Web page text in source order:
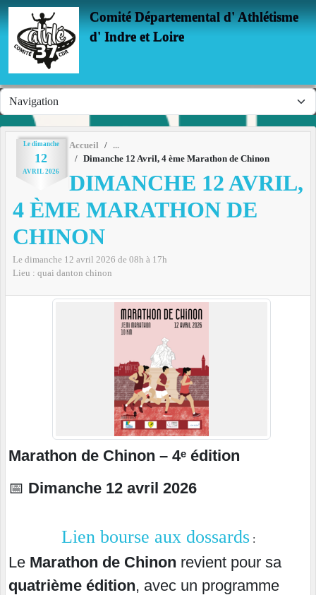
Comité Départemental d' Athlétisme
d' Indre et Loire
Le dimanche
12
AVRIL 2026
Accueil
Dimanche 12 Avril, 4 ème Marathon de Chinon
DIMANCHE 12 AVRIL,
4 ÈME MARATHON DE
CHINON
Le dimanche 12 avril 2026 de 08h à 17h
Lieu : quai danton chinon
Marathon de Chinon – 4ᵉ édition
📅 Dimanche 12 avril 2026
Lien bourse aux dossards:
Le Marathon de Chinon revient pour sa
quatrième édition, avec un programme
Panneau de gestion des cookies